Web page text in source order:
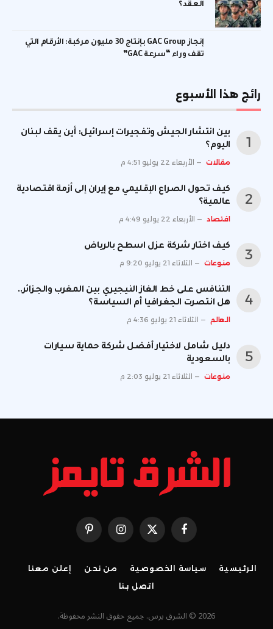
العقد؟
إنجاز GAC Group بإنتاج 30 مليون مركبة: الأرقام التي
تقف وراء “سرعة GAC”
رائج هذا الأسبوع
بين انتشار الجيش وتفجيرات إسرائيل: أين يقف لبنان
اليوم؟
مقالات الأربعاء 22 يوليو 4:51 م
كيف تحول الصراع الإقليمي مع إيران إلى أزمة اقتصادية
عالمية؟
اقتصاد الأربعاء 22 يوليو 4:49 م
كيف اختار شركة عزل اسطح بالرياض
منوعات الثلاثاء 21 يوليو 9:20 م
التنافس على خط الغاز النيجيري بين المغرب والجزائر..
هل انتصرت الجغرافيا أم السياسة؟
العالم الثلاثاء 21 يوليو 4:36 م
دليل شامل لاختيار أفضل شركة حماية سيارات
بالسعودية
منوعات الثلاثاء 21 يوليو 2:03 م
فيسبوك X
(Twitter)
الانستغرامبينتيريست
الرئيسية سياسة الخصوصية من نحن
إعلن معنا
اتصل بنا
2026 © الشرق برس. جميع حقوق النشر محفوظة.